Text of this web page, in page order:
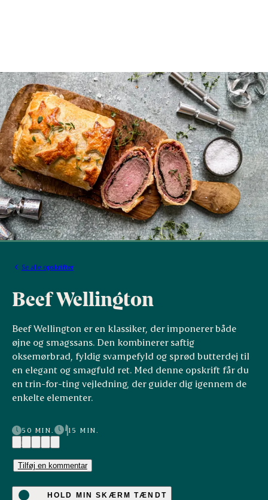
Se alle opskrifter
Beef Wellington
Beef Wellington er en klassiker, der imponerer både
øjne og smagssans. Den kombinerer saftig
oksemørbrad, fyldig svampefyld og sprød butterdej til
en elegant og smagfuld ret. Med denne opskrift får du
en trin-for-ting vejledning, der guider dig igennem de
enkelte elementer.
50 MIN.
15 MIN.
(3)
Tilføj en kommentar
HOLD MIN SKÆRM TÆNDT